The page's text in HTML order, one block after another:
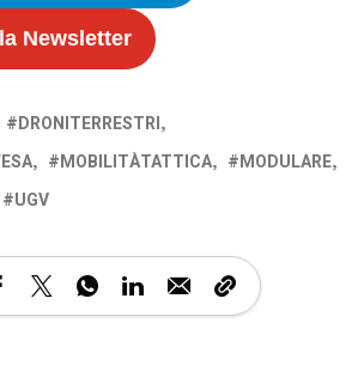
Newsletter
DRONITERRESTRI
MOBILITÀTATTICA
MODULARE
UGV